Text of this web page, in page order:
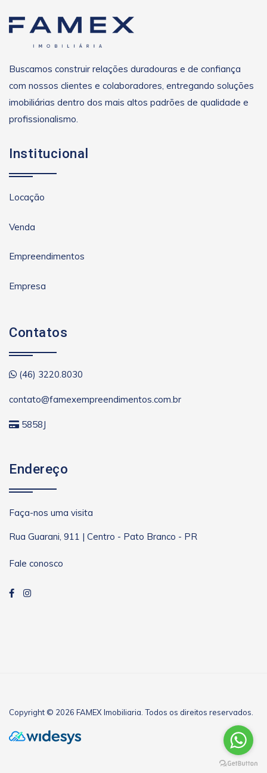
Buscamos construir relações duradouras e de confiança
com nossos clientes e colaboradores, entregando soluções
imobiliárias dentro dos mais altos padrões de qualidade e
profissionalismo.
Institucional
Locação
Venda
Empreendimentos
Empresa
Contatos
(46) 3220.8030
contato@famexempreendimentos.com.br
5858J
Endereço
Faça-nos uma visita
Rua Guarani, 911 | Centro - Pato Branco - PR
Fale conosco
Copyright © 2026 FAMEX Imobiliaria. Todos os direitos reservados.